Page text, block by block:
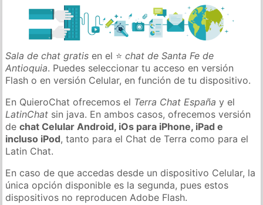
Sala de chat gratis en el ⭐chat de Santa Fe de
Antioquia. Puedes seleccionar tu acceso en versión
Flash o en versión Celular, en función de tu dispositivo.
En QuieroChat ofrecemos el Terra Chat España y el
LatinChat sin java. En ambos casos, ofrecemos versión
dechat Celular Android, iOs para iPhone, iPad e
incluso iPod, tanto para el Chat de Terra como para el
Latin Chat.
En caso de que accedas desde un dispositivo Celular, la
única opción disponible es la segunda, pues estos
dispositivos no reproducen Adobe Flash.